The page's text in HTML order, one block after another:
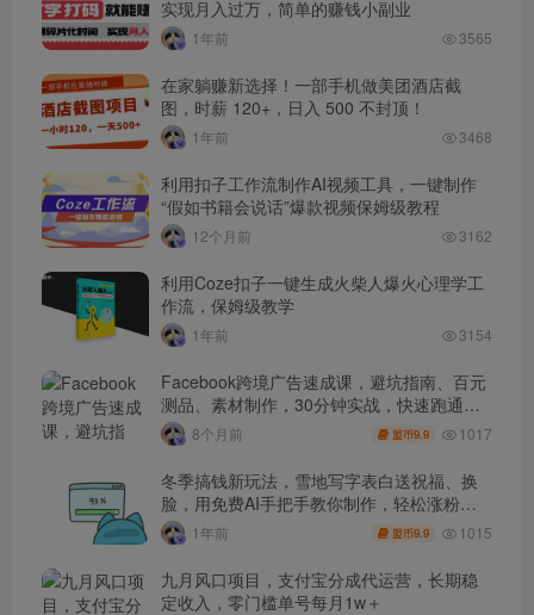
实现月入过万，简单的赚钱小副业
1年前 3565
在家躺赚新选择！一部手机做美团酒店截
图，时薪 120+，日入 500 不封顶！
1年前 3468
利用扣子工作流制作AI视频工具，一键制作
“假如书籍会说话”爆款视频保姆级教程
12个月前 3162
利用Coze扣子一键生成火柴人爆火心理学工
作流，保姆级教学
1年前 3154
Facebook跨境广告速成课，避坑指南、百元
测品、素材制作，30分钟实战，快速跑通首
单出单8个月前 盟币9.9 1017
冬季搞钱新玩法，雪地写字表白送祝福、换
脸，用免费AI手把手教你制作，轻松涨粉
3.5w，接单到手软
1年前 盟币9.9 1015
九月风口项目，支付宝分成代运营，长期稳
定收入，零门槛单号每月1w＋